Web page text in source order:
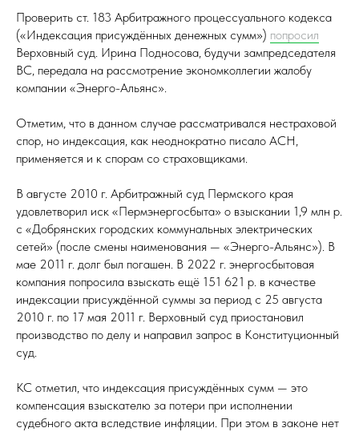
Проверить ст. 183 Арбитражного процессуального кодекса
(«Индексация присуждённых денежных сумм») попросил
Верховный суд. Ирина Подносова, будучи зампредседателя
ВС, передала на рассмотрение экономколлегии жалобу
компании «Энерго-Альянс».
Отметим, что в данном случае рассматривался нестраховой
спор, но индексация, как неоднократно писало АСН,
применяется и к спорам со страховщиками.
В августе 2010 г. Арбитражный суд Пермского края
удовлетворил иск «Пермэнергосбыта» о взыскании 1,9 млн р.
с «Добрянских городских коммунальных электрических
сетей» (после смены наименования — «Энерго-Альянс»). В
мае 2011 г. долг был погашен. В 2022 г. энергосбытовая
компания попросила взыскать ещё 151 621 р. в качестве
индексации присуждённой суммы за период с 25 августа
2010 г. по 17 мая 2011 г. Верховный суд приостановил
производство по делу и направил запрос в Конституционный
суд.
КС отметил, что индексация присуждённых сумм — это
компенсация взыскателю за потери при исполнении
судебного акта вследствие инфляции. При этом в законе нет